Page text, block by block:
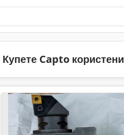
Купете Capto користени